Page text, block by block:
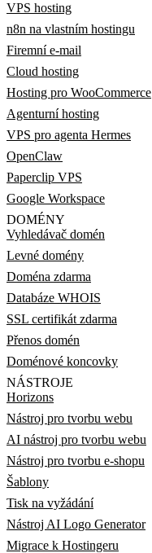
VPS hosting
n8n na vlastním hostingu
Firemní e-mail
Cloud hosting
Hosting pro WooCommerce
Agenturní hosting
VPS pro agenta Hermes
OpenClaw
Paperclip VPS
Google Workspace
DOMÉNY
Vyhledávač domén
Levné domény
Doména zdarma
Databáze WHOIS
SSL certifikát zdarma
Přenos domén
Doménové koncovky
NÁSTROJE
Horizons
Nástroj pro tvorbu webu
AI nástroj pro tvorbu webu
Nástroj pro tvorbu e-shopu
Šablony
Tisk na vyžádání
Nástroj AI Logo Generator
Migrace k Hostingeru